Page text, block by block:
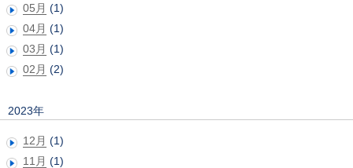
05月 (1)
04月 (1)
03月 (1)
02月 (2)
2023年
12月 (1)
11月 (1)